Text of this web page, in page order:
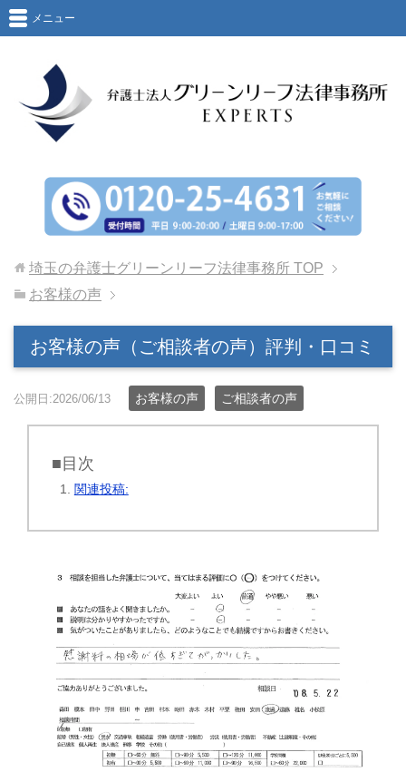
メニュー
埼玉の弁護士グリーンリーフ法律事務所 TOP
お客様の声
お客様の声（ご相談者の声）評判・口コミ
公開日:2026/06/13 お客様の声 ご相談者の声
■目次
関連投稿: